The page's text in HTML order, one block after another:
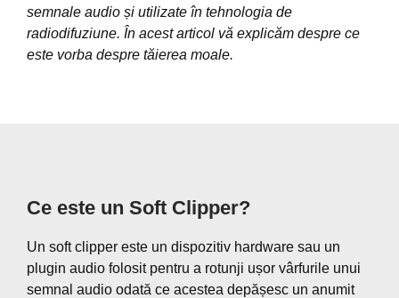
semnale audio și utilizate în tehnologia de
radiodifuziune. În acest articol vă explicăm despre ce
este vorba despre tăierea moale.
Ce este un Soft Clipper?
Un soft clipper este un dispozitiv hardware sau un
plugin audio folosit pentru a rotunji ușor vârfurile unui
semnal audio odată ce acestea depășesc un anumit